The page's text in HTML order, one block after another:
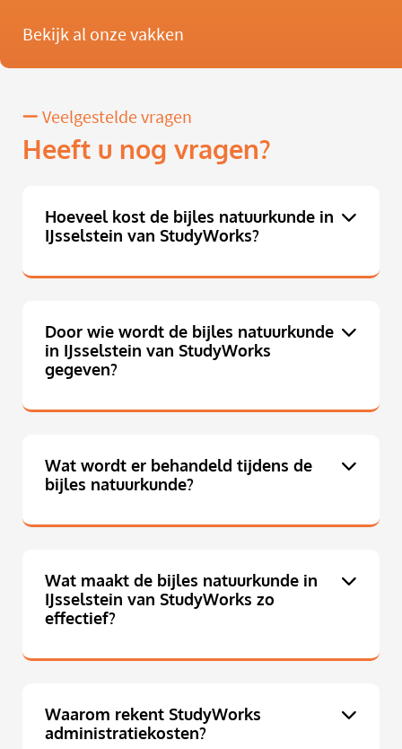
Bekijk al onze vakken
Veelgestelde vragen
Heeft u nog vragen?
Hoeveel kost de bijles natuurkunde in
IJsselstein van StudyWorks?
Door wie wordt de bijles natuurkunde
in IJsselstein van StudyWorks
gegeven?
Wat wordt er behandeld tijdens de
bijles natuurkunde?
Wat maakt de bijles natuurkunde in
IJsselstein van StudyWorks zo
effectief?
Waarom rekent StudyWorks
administratiekosten?